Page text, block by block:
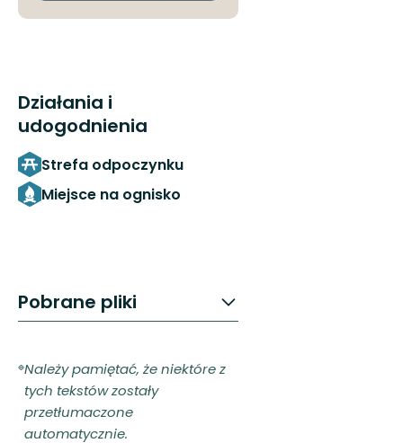
Działania i
udogodnienia
Strefa odpoczynku
Miejsce na ognisko
Pobrane pliki
Należy pamiętać, że niektóre z
tych tekstów zostały
przetłumaczone
automatycznie.